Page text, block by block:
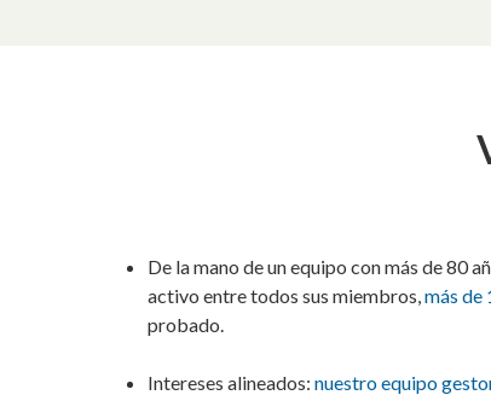
De la mano de un equipo con más de 80
activo entre todos sus miembros,más de
probado.
Intereses alineados: nuestro equipo